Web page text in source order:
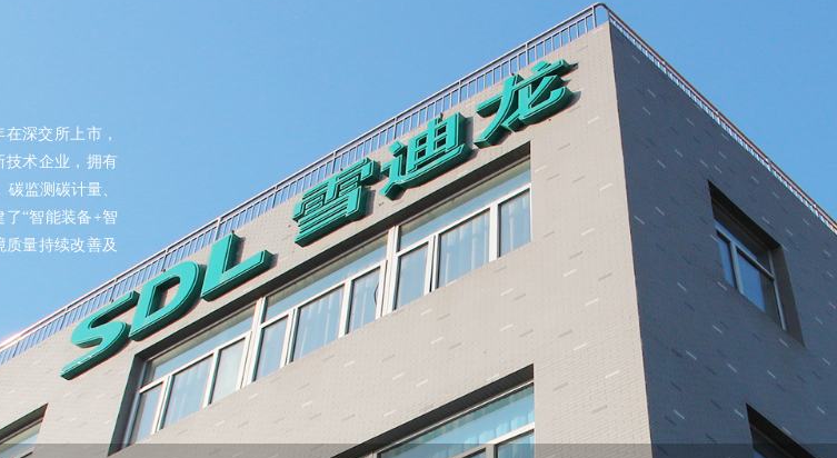
T1700-动态校准仪
M1001-零气发生器
手持式和便携式X射线荧光光谱仪
首台（套）重大技术装备目录”
监测数智化应用方案”
2026-03-12
2025-09-22
质谱技术驱动化工园区高质量发展
2025-11-03
展示环境监测数智化创新成果
2025-10-16
引关注
2025-09-29
质谱仪成功中标
2026-01-06
备创新任务揭榜挂帅名单
2026-01-27
污染防治攻坚战
2026-03-10
2026-01-15
（套）重大技术装备目录”
2025-12-29
谈会的函
2026-04-10
统”通过专家技术评审
2026-05-12
转型
2026-05-06
2026-03-31
升级改造和规范联网
2026-03-27
深交所上市，
技术企业，拥有
了“智能装备+智
量持续改善及